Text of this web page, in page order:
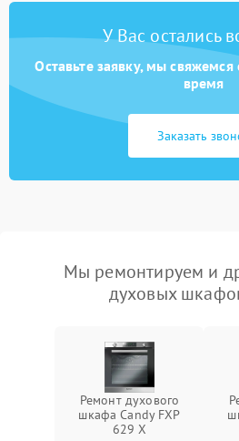
У Вас остались
Оставьте заявку, мы
время
Заказать
Мы ремонтируем и
духовых
Ремонт духового
шкафа Candy FXP
629 X